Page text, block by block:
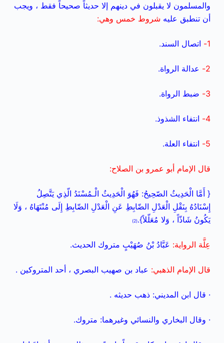
والمسلمون لا يقبلون في دينهم إلا حديثاً صحيحاً فقط ، ويجب
أن تنطبق عليه شروط خمس وهي:
1- اتصال السند.
2- عدالة الرواة.
3- ضبط الرواة.
4- انتفاء الشذوذ.
5- انتفاء العلة.
قال الإمام أبو عمرو بن الصلاح:
{ أَمَّا الْحَدِيثُ الصّحِيحُ: فَهُوَ الْحَدِيثُ الْـمُسْنَدُ الّذِي يَتَّصِلُ
إِسْنَادُهُ بِنَقْلِ الْعَدْلِ الضّابِطِ عَنِ الْعَدْلِ الضّابِطِ إِلَى مُنْتَهَاهُ ، وَلَا
يَكُونُ شَاذّاً ، وَلا مُعَلّلاً}.(2)
عِلَّة الرواية: عَبَّادُ بْنُ صُهَيْبٍ متروك الحديث.
قال الإمام الذهبي: عباد بن صهيب البصري ، أحد المتروكين .
· قال ابن المديني: ذهب حديثه .
· وقال البخاري والنسائي وغيرهما: متروك.